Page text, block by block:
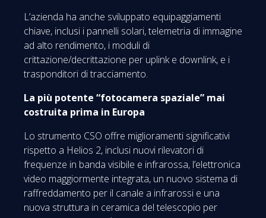
L’azienda ha anche sviluppato equipaggiamenti
chiave, inclusi i pannelli solari, telemetria di immagine
ad alto rendimento, i moduli di
crittazione/decrittazione per uplink e downlink, e i
trasponditori di tracciamento.
La più potente “fotocamera spaziale” mai
costruita prima in Europa
Lo strumento CSO offre miglioramenti significativi
rispetto a Helios 2, inclusi nuovi rilevatori di
frequenze in banda visibile e infrarossa, l’elettronica
video maggiormente integrata, un nuovo sistema di
raffreddamento per il canale a infrarossi e una
nuova struttura in ceramica del telescopio per